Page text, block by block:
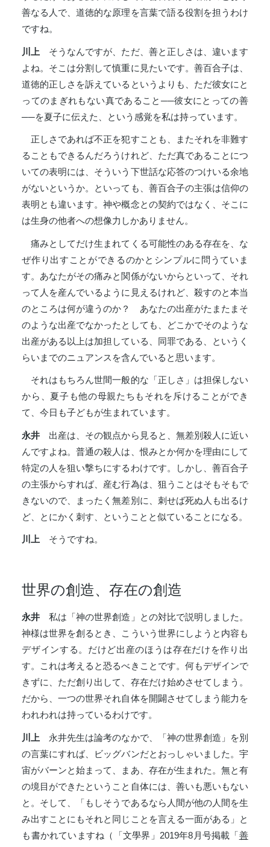
善なる人で、道徳的な原理を言葉で語る役割を担うわけ
ですね。
川上 そうなんですが、ただ、善と正しさは、違います
よね。そこは分割して慎重に見たいです。善百合子は、
道徳的正しさを訴えているというよりも、ただ彼女にと
ってのまぎれもない真であること──彼女にとっての善
──を夏子に伝えた、という感覚を私は持っています。
正しさであれば不正を犯すことも、またそれを非難す
ることもできるんだろうけれど、ただ真であることにつ
いての表明には、そういう下世話な応答のつけいる余地
がないというか。といっても、善百合子の主張は信仰の
表明とも違います。神や概念との契約ではなく、そこに
は生身の他者への想像力しかありません。
痛みとしてだけ生まれてくる可能性のある存在を、な
ぜ作り出すことができるのかとシンプルに問うていま
す。あなたがその痛みと関係がないからといって、それ
って人を産んでいるように見えるけれど、殺すのと本当
のところは何が違うのか？ あなたの出産がたまたまそ
のような出産でなかったとしても、どこかでそのような
出産がある以上は加担している、同罪である、というく
らいまでのニュアンスを含んでいると思います。
それはもちろん世間一般的な「正しさ」は担保しない
から、夏子も他の母親たちもそれを斥けることができ
て、今日も子どもが生まれています。
永井 出産は、その観点から見ると、無差別殺人に近い
んですよね。普通の殺人は、恨みとか何かを理由にして
特定の人を狙い撃ちにするわけです。しかし、善百合子
の主張からすれば、産む行為は、狙うことはそもそもで
きないので、まったく無差別に、刺せば死ぬ人も出るけ
ど、とにかく刺す、ということと似ていることになる。
川上 そうですね。
世界の創造、存在の創造
永井 私は「神の世界創造」との対比で説明しました。
神様は世界を創るとき、こういう世界にしようと内容も
デザインする。だけど出産のほうは存在だけを作り出
す。これは考えると恐るべきことです。何もデザインで
きずに、ただ創り出して、存在だけ始めさせてしまう。
だから、一つの世界それ自体を開闢させてしまう能力を
われわれは持っているわけです。
川上 永井先生は論考のなかで、「神の世界創造」を別
の言葉にすれば、ビッグバンだとおっしゃいました。宇
宙がバーンと始まって、まあ、存在が生まれた。無と有
の境目ができたということ自体には、善いも悪いもない
と。そして、「もしそうであるなら人間が他の人間を生
み出すことにもそれと同じことを言える一面がある」と
も書かれていますね（「文學界」2019年8月号掲載「善